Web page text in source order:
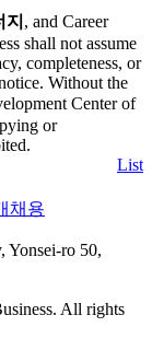
, and Career
shall not assume
completeness, or
Without the
Center of
or
List
채용
Yonsei-ro 50,
All rights